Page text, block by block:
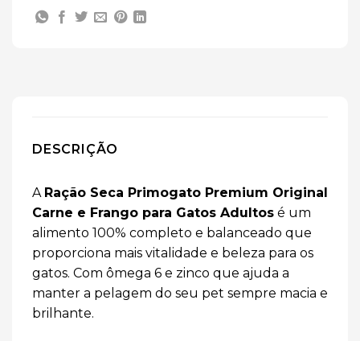
DESCRIÇÃO
A Ração Seca Primogato Premium Original
Carne e Frango para Gatos Adultos é um
alimento 100% completo e balanceado que
proporciona mais vitalidade e beleza para os
gatos. Com ômega 6 e zinco que ajuda a
manter a pelagem do seu pet sempre macia e
brilhante.